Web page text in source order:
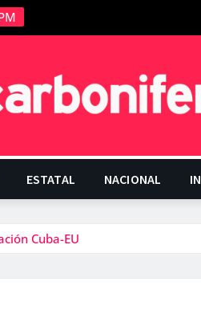
ESTATAL NACIONAL
Cuba-EU